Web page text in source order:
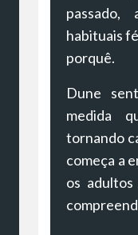
habituais
porquê.
Dune
medida
tornando
começa a
os